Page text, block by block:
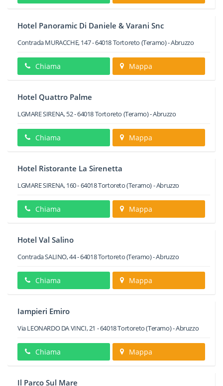
Hotel Panoramic Di Daniele & Varani Snc
Contrada MURACCHE, 147-64018Tortoreto (Teramo) -Abruzzo
Chiama Mappa
Hotel Quattro Palme
LGMARE SIRENA, 52-64018Tortoreto (Teramo) -Abruzzo
Chiama Mappa
Hotel Ristorante La Sirenetta
LGMARE SIRENA, 160-64018Tortoreto(Teramo) -Abruzzo
Chiama Mappa
Hotel Val Salino
Contrada SALINO, 44-64018Tortoreto(Teramo) -Abruzzo
Chiama Mappa
Iampieri Emiro
Via LEONARDO DA VINCI, 21 -64018Tortoreto(Teramo) -Abruzzo
Chiama Mappa
Il Parco Sul Mare